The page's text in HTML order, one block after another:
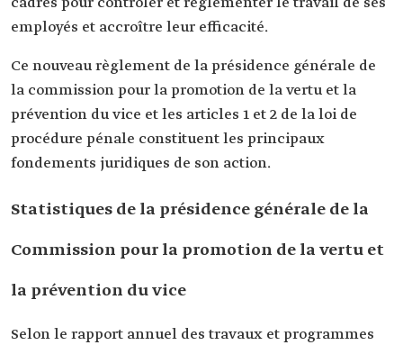
employés et accroître leur efficacité.
Ce nouveau règlement de la présidence générale de
la commission pour la promotion de la vertu et la
prévention du vice et les articles 1 et 2 de la loi de
procédure pénale constituent les principaux
fondements juridiques de son action.
Statistiques de la présidence générale de la
Commission pour la promotion de la vertu et
la prévention du vice
Selon le rapport annuel des travaux et programmes